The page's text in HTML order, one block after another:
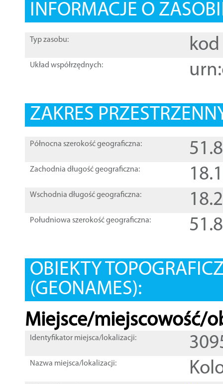
INFORMACJE O
Typ zasobu: kod
Układ współrzędnych:
ZAKRES
Północna szerokość geograficzna:
Zachodnia długość geograficzna:
Wschodnia długość geograficzna:
Południowa szerokość geograficzna:
OBIEKTY
(GEONAMES):
Miejsce/miejscowość/
Identyfikator miejsca/lokalizacji:
Nazwa miejsca/lokalizacji: